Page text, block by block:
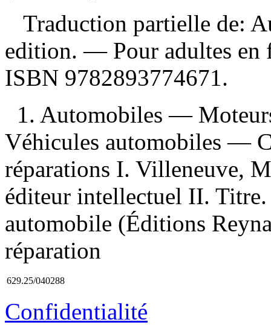
Traduction partielle de:
edition. — Pour adultes
ISBN 9782893774671.
1. Automobiles —
Véhicules automobiles —
réparations I. Villeneuve,
éditeur intellectuel II.
automobile (Éditions
réparation
629.25/040288
Confidentialité